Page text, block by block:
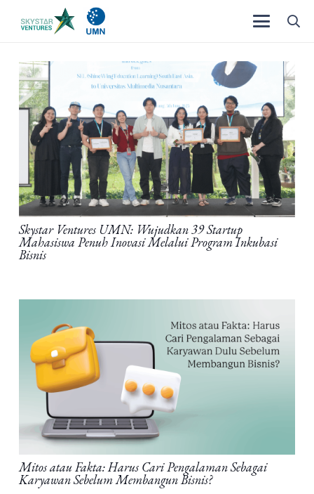
Skystar Ventures UMN: Wujudkan 39 Startup
Mahasiswa Penuh Inovasi Melalui Program Inkubasi
Bisnis
Mitos atau Fakta: Harus Cari Pengalaman Sebagai
Karyawan Sebelum Membangun Bisnis?